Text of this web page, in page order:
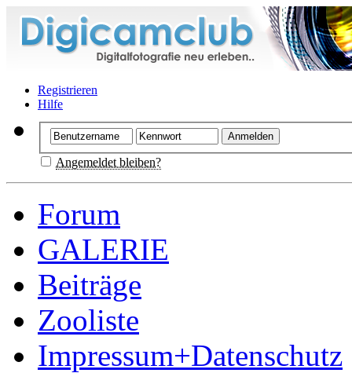
Registrieren
Hilfe
Angemeldet bleiben?
Forum
GALERIE
Beiträge
Zooliste
Impressum+Datenschutz